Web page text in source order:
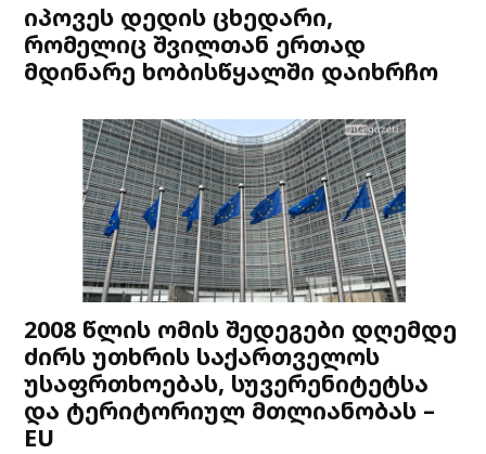
იპოვეს დედის ცხედარი,
რომელიც შვილთან ერთად
მდინარე ხობისწყალში დაიხრჩო
2008 წლის ომის შედეგები დღემდე
ძირს უთხრის საქართველოს
უსაფრთხოებას, სუვერენიტეტსა
და ტერიტორიულ მთლიანობას –
EU